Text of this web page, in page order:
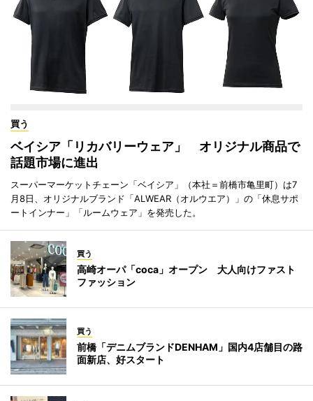
買う
ベイシア「リカバリーウェア」 オリジナル商品で
話題市場に進出
スーパーマーケットチェーン「ベイシア」（本社＝前橋市亀里町）は7
月8日、オリジナルブランド「ALWEAR（オルウエア）」の「休息サポ
ートインナー」「ルームウェア」を発売した。
買う
高崎オーパ「coca」オープン 大人向けファスト
ファッション
買う
前橋「デニムブランドDENHAM」国内4店舗目の路
面新店、好スタート